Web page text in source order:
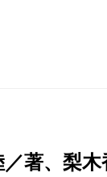
著、梨